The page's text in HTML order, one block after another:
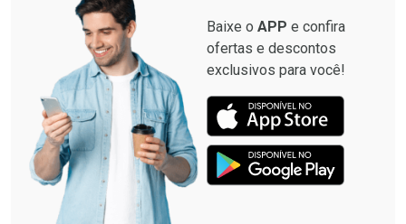
Baixe o APP e confira
ofertas e descontos
exclusivos para você!